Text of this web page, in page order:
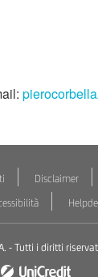
p
Disclaimer
- Tutti i diritti